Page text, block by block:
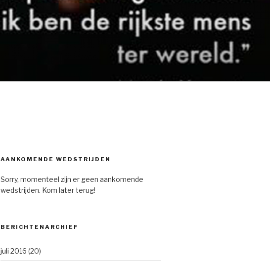
AANKOMENDE WEDSTRIJDEN
Sorry, momenteel zijn er geen aankomende
wedstrijden. Kom later terug!
BERICHTENARCHIEF
juli 2016 (20)